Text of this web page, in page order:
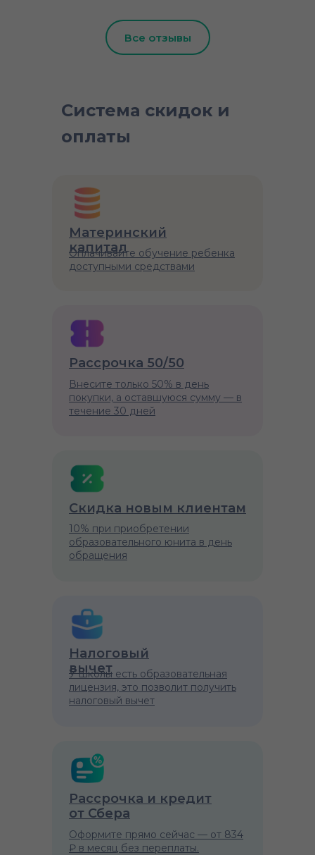
Все отзывы
Система скидок и
оплаты
10% при приобретении
образовательного юнита в день
обращения
Скидка новым клиентам
Оплачивайте обучение ребенка
доступными средствами
Материнский
капитал
Внесите только 50% в день
покупки, а оставшуюся сумму — в
течение 30 дней
Рассрочка 50/50
У школы есть образовательная
лицензия, это позволит получить
налоговый вычет
Налоговый
вычет
Оформите прямо сейчас — от 834
₽ в месяц без переплаты.
Рассрочка и кредит
от Сбера